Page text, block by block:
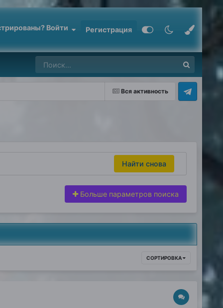
Войти Регистрация
Вся активность
Найти снова
Больше параметров поиска
СОРТИРОВКА